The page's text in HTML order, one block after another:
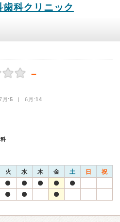
科クリニック
－
月:5 | 6月:14
火 水 木 金 土 日 祝